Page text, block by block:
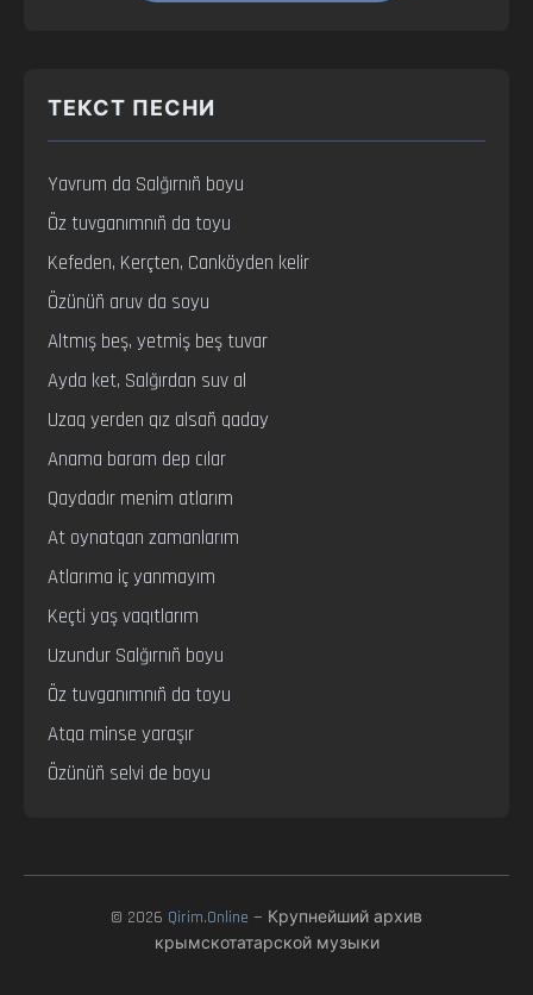
ТЕКСТ ПЕСНИ
Yavrum da Salğırnıñ boyu
Öz tuvganımnıñ da toyu
Kefeden, Kerçten, Canköyden kelir
Özünüñ aruv da soyu
Altmış beş, yetmiş beş tuvar
Ayda ket, Salğırdan suv al
Uzaq yerden qız alsañ qaday
Anama baram dep cılar
Qaydadır menim atlarım
At oynatqan zamanlarım
Atlarıma iç yanmayım
Keçti yaş vaqıtlarım
Uzundur Salğırnıñ boyu
Öz tuvganımnıñ da toyu
Atqa minse yaraşır
Özünüñ selvi de boyu
© 2026 Qirim.Online — Крупнейший архив
крымскотатарской музыки